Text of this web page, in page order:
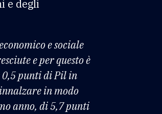
e degli
e sociale
e per questo è
0,5 punti di Pil in
in modo
anno, di 5,7 punti